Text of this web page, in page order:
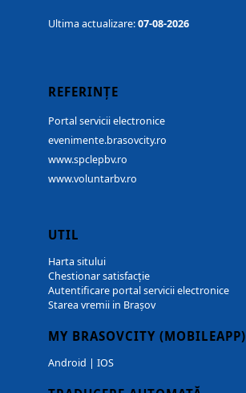
Ultima actualizare:07-08-2026
REFERINȚE
Portal servicii electronice
evenimente.brasovcity.ro
www.spclepbv.ro
www.voluntarbv.ro
UTIL
Harta sitului
Chestionar satisfacție
Autentificare portal servicii electronice
Starea vremii in Brașov
MY BRASOVCITY (MOBILEAPP)
Android | IOS